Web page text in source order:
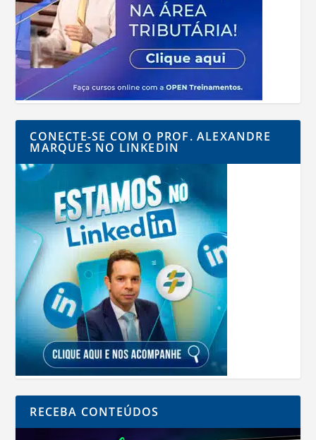
CONECTE-SE COM O PROF. ALEXANDRE
MARQUES NO LINKEDIN
RECEBA CONTEÚDOS